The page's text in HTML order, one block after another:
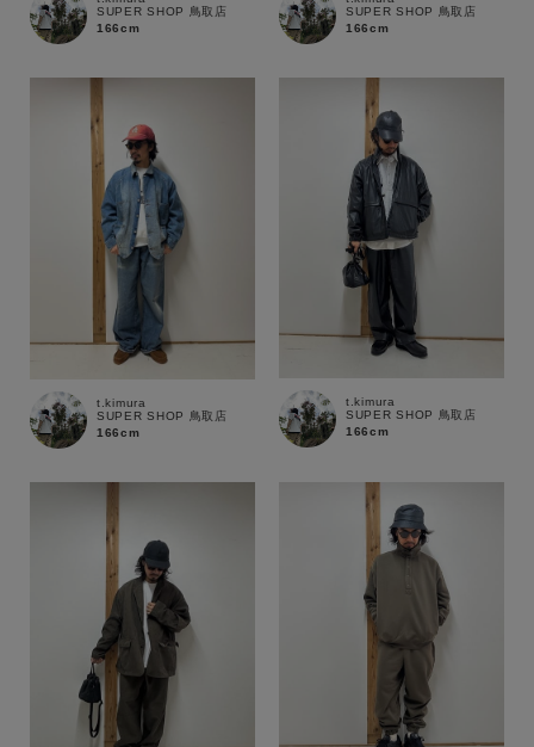
SUPER SHOP 鳥取店
166cm
SUPER SHOP 鳥取店
166cm
t.kimura
SUPER SHOP 鳥取店
166cm
t.kimura
SUPER SHOP 鳥取店
166cm